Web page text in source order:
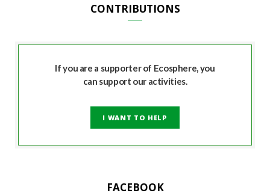
CONTRIBUTIONS
If you are a supporter of Ecosphere, you
can support our activities.
I WANT TO HELP
FACEBOOK